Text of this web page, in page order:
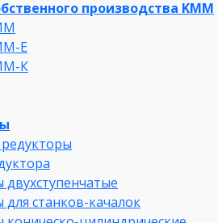
производства KMM
Е
К
двухступенчатые
для станков-качалок